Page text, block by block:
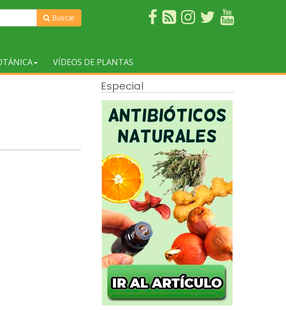
Buscar
VÍDEOS DE PLANTAS
Especial